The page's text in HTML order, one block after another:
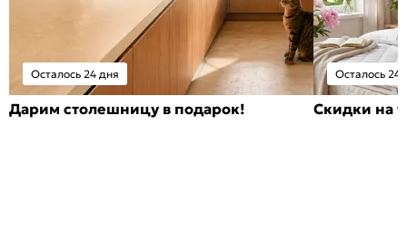
Осталось 24 дня
Дарим столешницу в подарок!
Осталось 24
Скидки на